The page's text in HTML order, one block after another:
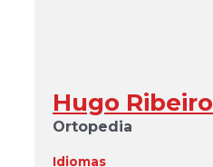
Hugo Ribeiro
Ortopedia
Idiomas